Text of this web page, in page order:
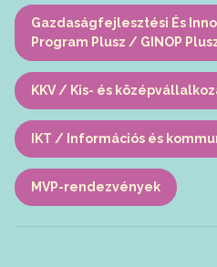
Gazdaságfejlesztési És
Program Plusz / GINOP
KKV / Kis- és
IKT / Információs és
MVP-rendezvények